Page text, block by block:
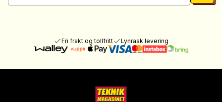
Fri frakt og tollfritt Lynrask levering